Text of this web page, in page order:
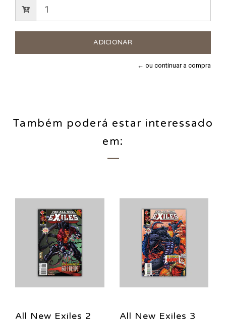
← ou continuar a compra
Também poderá estar interessado
em:
All New Exiles 2
All New Exiles 3